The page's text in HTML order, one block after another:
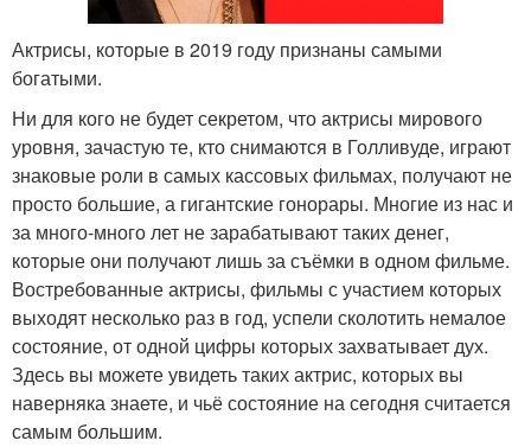
Актрисы, которые в 2019 году признаны самыми
богатыми.
Ни для кого не будет секретом, что актрисы мирового
уровня, зачастую те, кто снимаются в Голливуде, играют
знаковые роли в самых кассовых фильмах, получают не
просто большие, а гигантские гонорары. Многие из нас и
за много-много лет не зарабатывают таких денег,
которые они получают лишь за съёмки в одном фильме.
Востребованные актрисы, фильмы с участием которых
выходят несколько раз в год, успели сколотить немалое
состояние, от одной цифры которых захватывает дух.
Здесь вы можете увидеть таких актрис, которых вы
наверняка знаете, и чьё состояние на сегодня считается
самым большим.